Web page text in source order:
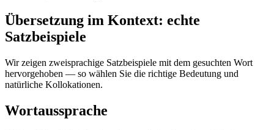
Übersetzung im Kontext: echte
Satzbeispiele
Wir zeigen zweisprachige Satzbeispiele mit dem gesuchten Wort
hervorgehoben — so wählen Sie die richtige Bedeutung und
natürliche Kollokationen.
Wortaussprache